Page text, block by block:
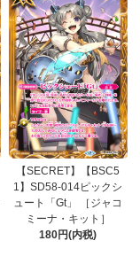
【SECRET】【BSC5
1】SD58-014ピックシ
ュート「Gt」 ［ジャコ
ミーナ・キット］
180円(内税)